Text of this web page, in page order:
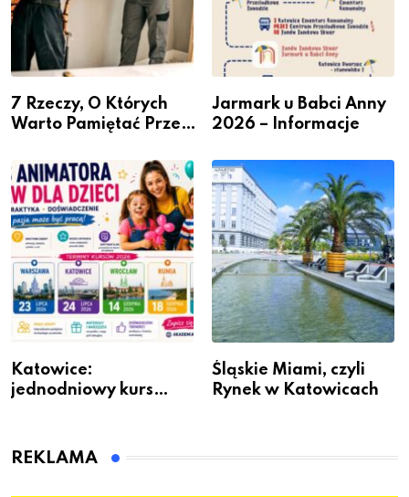
7 Rzeczy, O Których
Warto Pamiętać Przed
Jarmark u Babci Anny
2026 – Informacje
Katowice:
jednodniowy kurs
dzieci
Śląskie Miami, czyli
Rynek w Katowicach
REKLAMA